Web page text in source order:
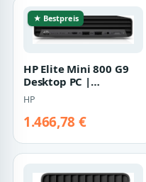
★ Bestpreis
HP Elite Mini 800 G9
Desktop PC |
5m9x7ea#abd | Core
i7-14700 - 16GB R…
HP
1.466,78 €